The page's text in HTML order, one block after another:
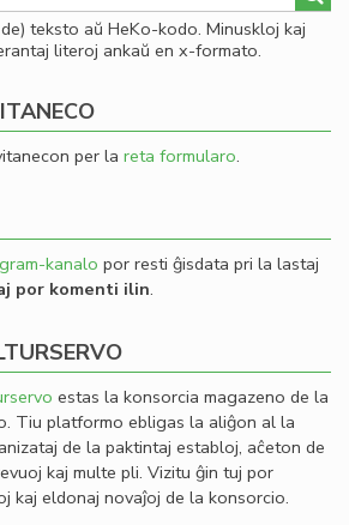
teksto aŭ HeKo-kodo. Minuskloj kaj
literoj ankaŭ en x-formato.
per la reta formularo.
kanalo por resti ĝisdata pri la lastaj
por komenti ilin.
estas la konsorcia magazeno de la
Tiu platformo ebligas la aliĝon al la
de la paktintaj establoj, aĉeton de
kaj multe pli. Vizitu ĝin tuj por
kaj eldonaj novaĵoj de la konsorcio.